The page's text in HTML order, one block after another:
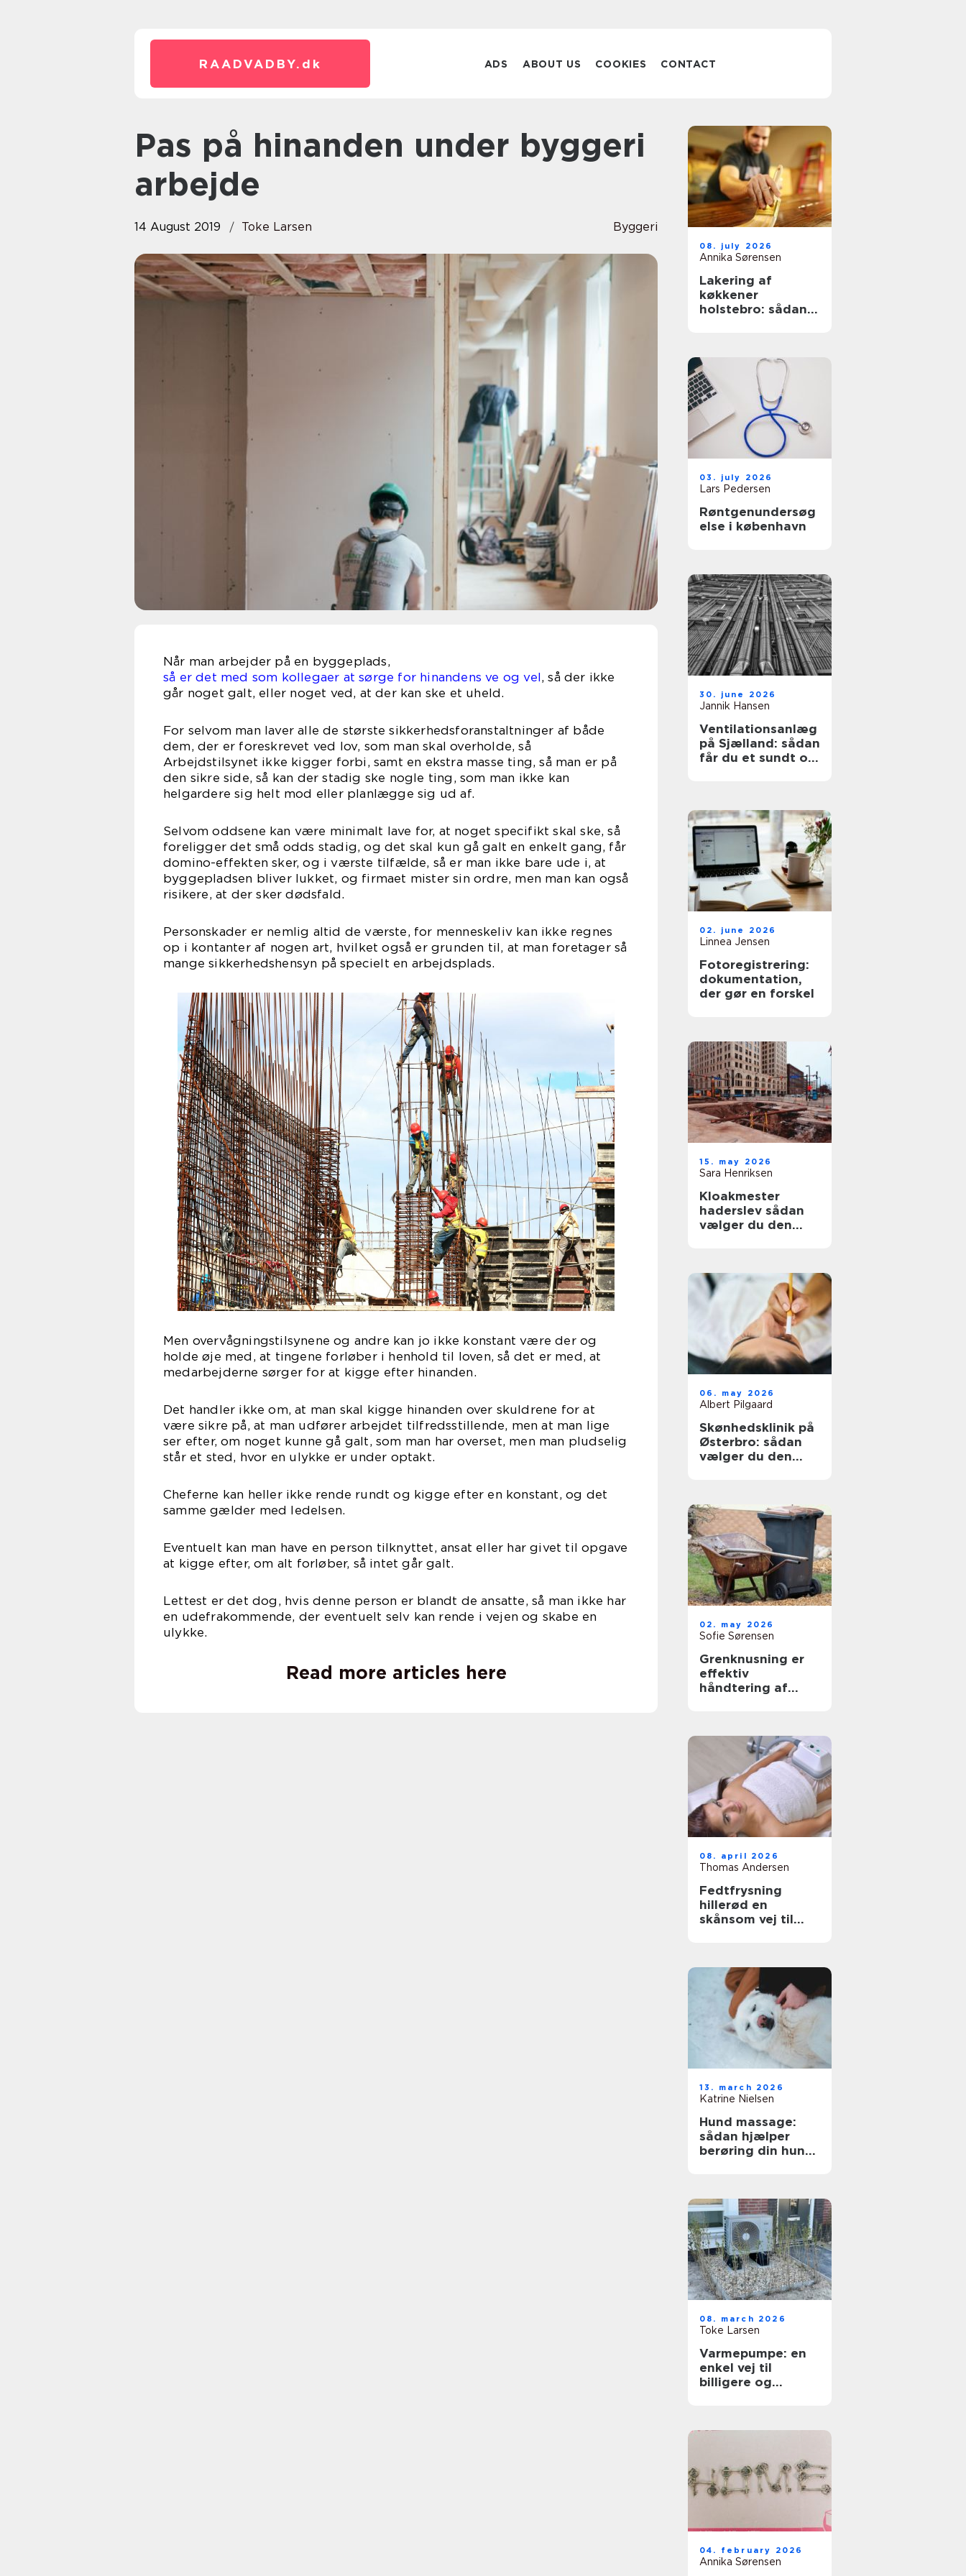
RAADVADBY. dk ADS ABOUT US COOKIES CONTACT
Pas på hinanden under byggeri
arbejde
14 August 2019 Toke Larsen Byggeri
Når man arbejder på en byggeplads,
så er det med som kollegaer at sørge for hinandens ve og vel, så der ikke
går noget galt, eller noget ved, at der kan ske et uheld.
For selvom man laver alle de største sikkerhedsforanstaltninger af både
dem, der er foreskrevet ved lov, som man skal overholde, så
Arbejdstilsynet ikke kigger forbi, samt en ekstra masse ting, så man er på
den sikre side, så kan der stadig ske nogle ting, som man ikke kan
helgardere sig helt mod eller planlægge sig ud af.
Selvom oddsene kan være minimalt lave for, at noget specifikt skal ske, så
foreligger det små odds stadig, og det skal kun gå galt en enkelt gang, får
domino-effekten sker, og i værste tilfælde, så er man ikke bare ude i, at
byggepladsen bliver lukket, og firmaet mister sin ordre, men man kan også
risikere, at der sker dødsfald.
Personskader er nemlig altid de værste, for menneskeliv kan ikke regnes
op i kontanter af nogen art, hvilket også er grunden til, at man foretager så
mange sikkerhedshensyn på specielt en arbejdsplads.
Men overvågningstilsynene og andre kan jo ikke konstant være der og
holde øje med, at tingene forløber i henhold til loven, så det er med, at
medarbejderne sørger for at kigge efter hinanden.
Det handler ikke om, at man skal kigge hinanden over skuldrene for at
være sikre på, at man udfører arbejdet tilfredsstillende, men at man lige
ser efter, om noget kunne gå galt, som man har overset, men man pludselig
står et sted, hvor en ulykke er under optakt.
Cheferne kan heller ikke rende rundt og kigge efter en konstant, og det
samme gælder med ledelsen.
Eventuelt kan man have en person tilknyttet, ansat eller har givet til opgave
at kigge efter, om alt forløber, så intet går galt.
Lettest er det dog, hvis denne person er blandt de ansatte, så man ikke har
en udefrakommende, der eventuelt selv kan rende i vejen og skabe en
ulykke.
Read more articles here
08. july 2026
Annika Sørensen
Lakering af
køkkener
holstebro: sådan
03. july 2026
Lars Pedersen
Røntgenundersøg
else i københavn
30. june 2026
Jannik Hansen
Ventilationsanlæg
på Sjælland: sådan
får du et sundt og
02. june 2026
Linnea Jensen
Fotoregistrering:
dokumentation,
der gør en forskel
15. may 2026
Sara Henriksen
Kloakmester
haderslev sådan
vælger du den
06. may 2026
Albert Pilgaard
Skønhedsklinik på
Østerbro: sådan
vælger du den
02. may 2026
Sofie Sørensen
Grenknusning er
effektiv
håndtering af
08. april 2026
Thomas Andersen
Fedtfrysning
hillerød en
skånsom vej til
13. march 2026
Katrine Nielsen
Hund massage:
sådan hjælper
berøring din hund
08. march 2026
Toke Larsen
Varmepumpe: en
enkel vej til
billigere og
04. february 2026
Annika Sørensen